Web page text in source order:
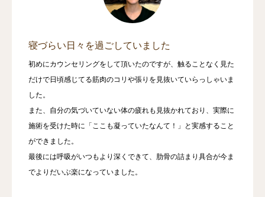
寝づらい日々を過ごしていました
初めにカウンセリングをして頂いたのですが、触ることなく見た
だけで日頃感じてる筋肉のコリや張りを見抜いていらっしゃいま
した。
また、自分の気づいていない体の疲れも見抜かれており、実際に
施術を受けた時に「ここも凝っていたなんて！」と実感すること
ができました。
最後には呼吸がいつもより深くできて、肋骨の詰まり具合が今ま
でよりだいぶ楽になっていました。